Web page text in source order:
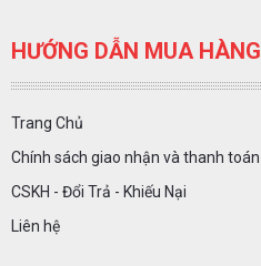
HƯỚNG DẪN MUA HÀNG
Trang Chủ
Chính sách giao nhận và thanh toán
CSKH - Đổi Trả - Khiếu Nại
Liên hệ